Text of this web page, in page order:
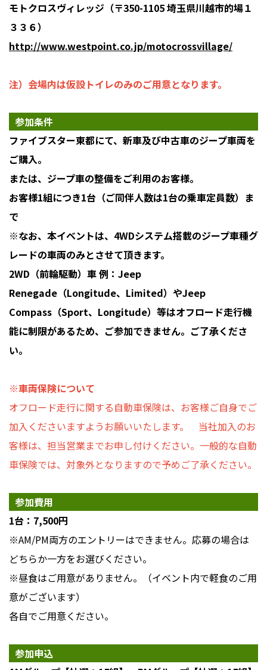
モトクロスヴィレッジ（〒350-1105 埼玉県川越市的場１
３３６）
http://www.westpoint.co.jp/motocrossvillage/
注）会場内は仮設トイレのみのご用意となります。
参加条件
ファイブスター東都にて、新車及び中古車のジープ車両を
ご購入。
または、ジープ車の整備をご利用のお客様。
お客様1組につき1台（ご同伴人数は1台の乗車定員数）ま
で
※なお、本イベントは、4WDシステム搭載のジープ車種グ
レードの車両のみとさせて頂きます。
2WD（前輪駆動）車 例：Jeep
Renegade（Longitude、Limited）やJeep
Compass（Sport、Longitude）等はオフロード走行機
能に制限があるため、ご参加できません。ご了承くださ
い。
※車両保険について
オフロード走行に関する自動車保険は、お客様ご自身でご
加入くださいますようお願いいたします。 当社加入のお
客様は、担当営業までお申し付けください。一般的な自動
車保険では、対象外となりますので予めご了承ください。
参加費用
1台：7,500円
※AM/PM両方のエントリーはできません。応募の場合は
どちらか一方をお選びください。
※昼食はご用意がありません。（イベント内で軽食のご用
意がございます）
各自でご用意ください。
参加申込